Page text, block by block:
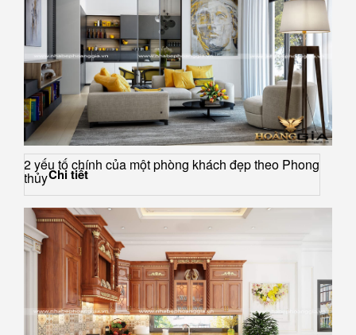
2 yếu tố chính của một phòng khách đẹp theo Phong
thủyChi tiết